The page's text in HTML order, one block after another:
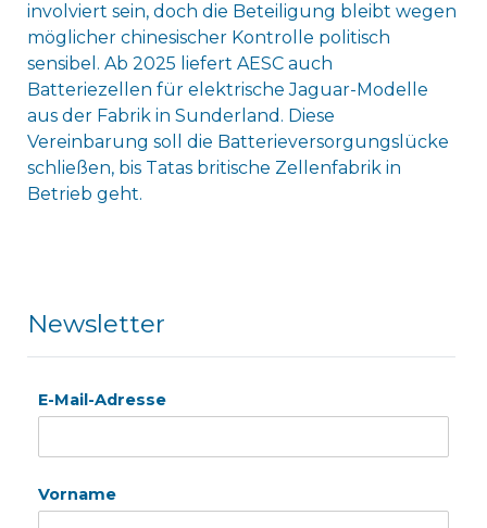
involviert sein, doch die Beteiligung bleibt wegen
möglicher chinesischer Kontrolle politisch
sensibel. Ab 2025 liefert AESC auch
Batteriezellen für elektrische Jaguar-Modelle
aus der Fabrik in Sunderland. Diese
Vereinbarung soll die Batterieversorgungslücke
schließen, bis Tatas britische Zellenfabrik in
Betrieb geht.
Newsletter
E-Mail-Adresse
Vorname